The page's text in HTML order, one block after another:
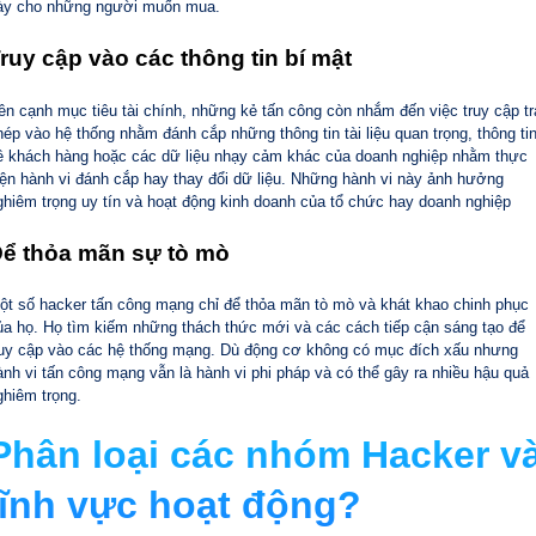
cho những người muốn mua.
cập vào các thông tin bí mật
cạnh mục tiêu tài chính, những kẻ tấn công còn nhắm đến việc truy cập
vào hệ thống nhằm đánh cắp những thông tin tài liệu quan trọng, thông tin
khách hàng hoặc các dữ liệu nhạy cảm khác của doanh nghiệp nhằm thực
hành vi đánh cắp hay thay đổi dữ liệu. Những hành vi này ảnh hưởng
trọng uy tín và hoạt động kinh doanh của tổ chức hay doanh nghiệp
thỏa mãn sự tò mò
số hacker tấn công mạng chỉ để thỏa mãn tò mò và khát khao chinh phục
họ. Họ tìm kiếm những thách thức mới và các cách tiếp cận sáng tạo để
cập vào các hệ thống mạng. Dù động cơ không có mục đích xấu nhưng
vi tấn công mạng vẫn là hành vi phi pháp và có thể gây ra nhiều hậu quả
trọng.
loại các nhóm Hacker
vực hoạt động?